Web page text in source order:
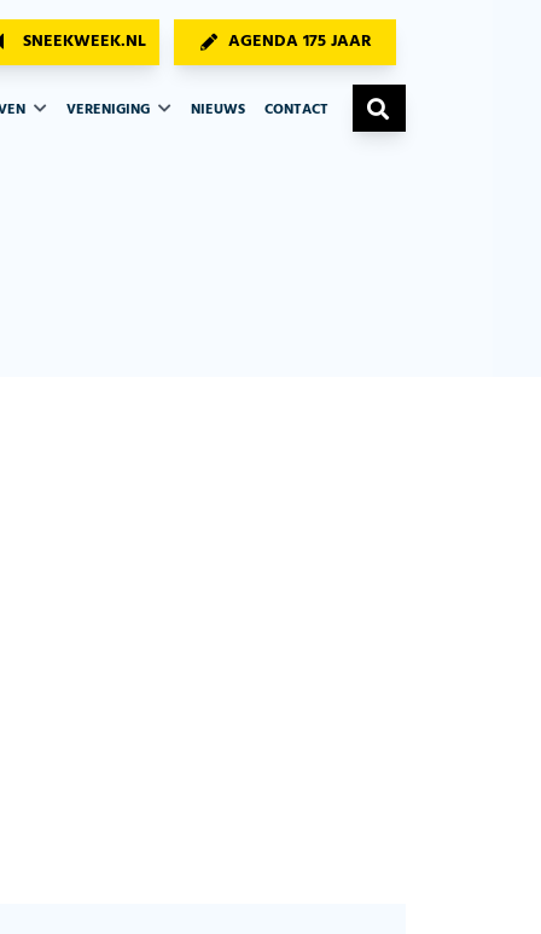
SNEEKWEEK.NL AGENDA 175 JAAR
VERENIGING NIEUWS CONTACT